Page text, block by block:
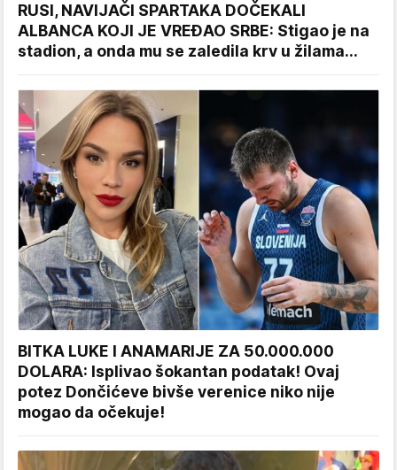
RUSI, NAVIJAČI SPARTAKA DOČEKALI
ALBANCA KOJI JE VREĐAO SRBE: Stigao je na
stadion, a onda mu se zaledila krv u žilama...
BITKA LUKE I ANAMARIJE ZA 50.000.000
DOLARA: Isplivao šokantan podatak! Ovaj
potez Dončićeve bivše verenice niko nije
mogao da očekuje!